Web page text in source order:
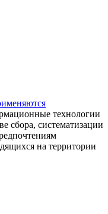
технологии
сбора, систематизации
на территории